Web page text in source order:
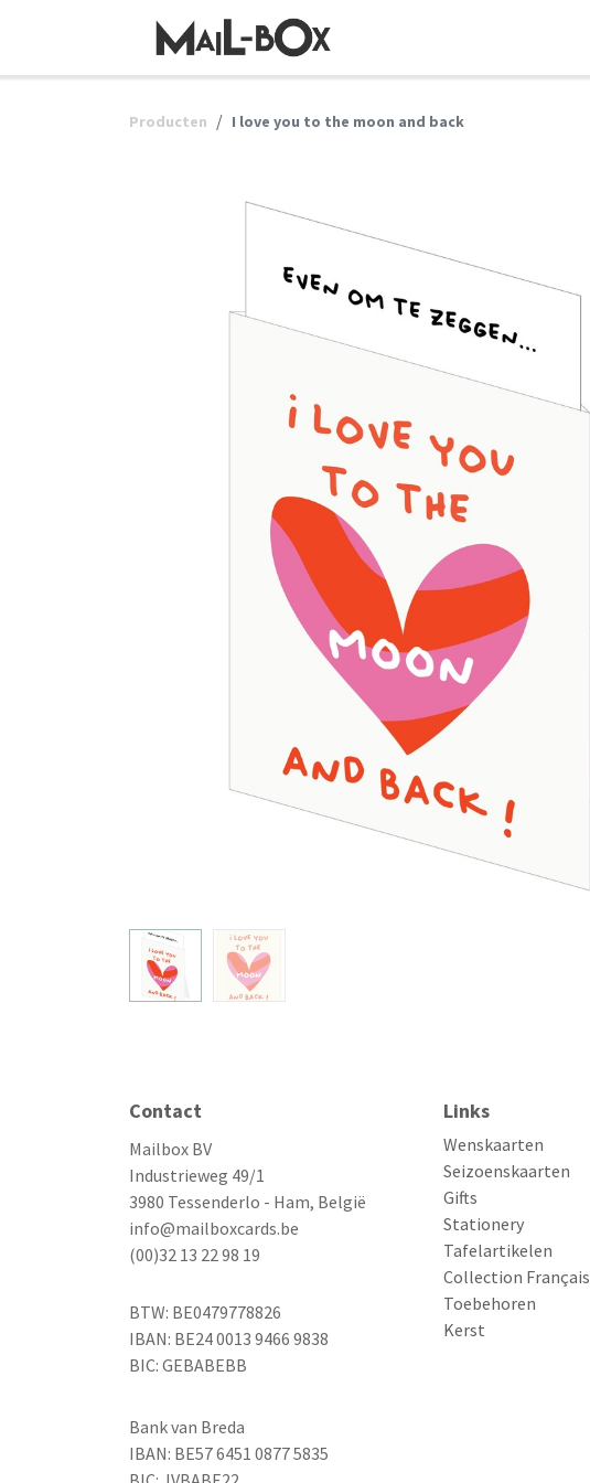
Producten I love you to the moon and back
Contact
Mailbox BV
Industrieweg 49/1
3980 Tessenderlo - Ham, België
info@mailboxcards.be
(00)32 13 22 98 19
BTW: BE0479778826
IBAN: BE24 0013 9466 9838
BIC: GEBABEBB
Bank van Breda
IBAN: BE57 6451 0877 5835
Links
Wenskaarten
Seizoenskaarten
Gifts
Stationery
Tafelartikelen
Collection Français
Toebehoren
Kerst